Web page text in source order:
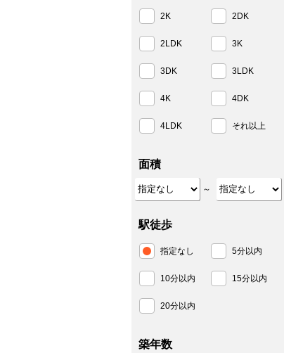
2K 2DK
2LDK 3K
3DK 3LDK
4K 4DK
4LDK それ以上
面積
～
駅徒歩
指定なし 5分以内
10分以内 15分以内
20分以内
築年数